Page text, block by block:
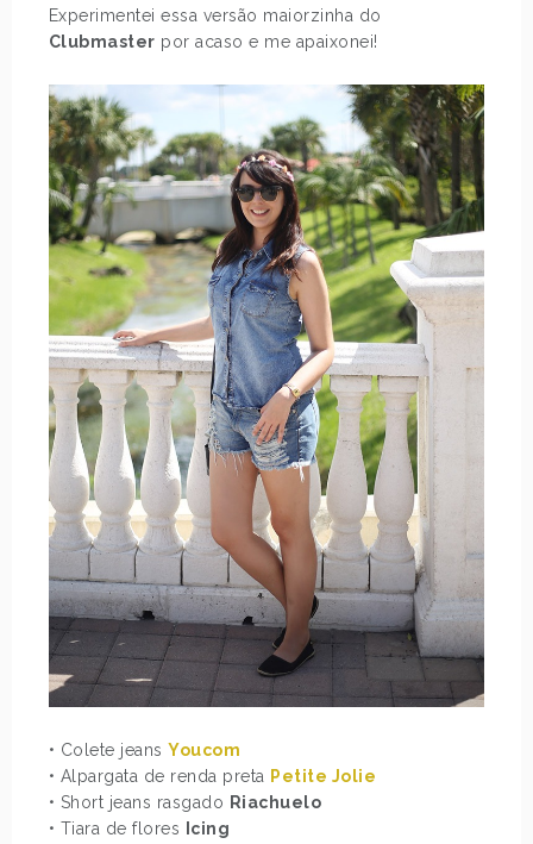
Experimentei essa versão maiorzinha do
Clubmaster por acaso e me apaixonei!
• Colete jeansYoucom
• Alpargata de renda preta Petite Jolie
• Short jeans rasgado Riachuelo
• Tiara de flores
Icing